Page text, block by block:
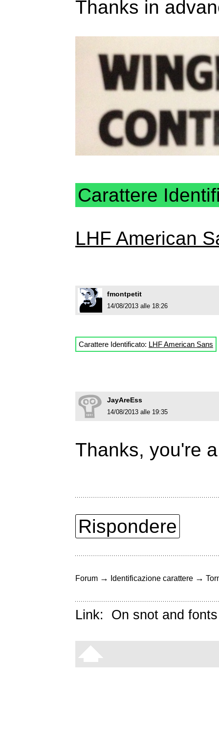
Thanks in
Carattere
LHF American
fmontpetit
14/08/2013 alle 18:26
Carattere Identificato: LHF American Sans
JayAreEss
14/08/2013 alle 19:35
Thanks, you're
Rispondere
Forum → Identificazione carattere →
Link: On snot and fonts